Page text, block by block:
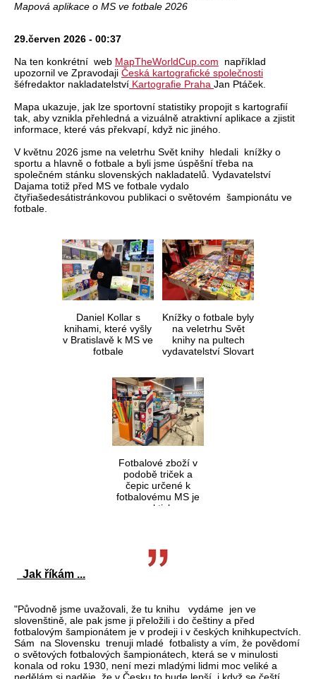
Mapová aplikace o MS ve fotbale 2026
29.červen 2026 - 00:37
Na ten konkrétní web MapTheWorldCup.com například
upozornil ve Zpravodaji Česká kartografické společnosti
šéfredaktor nakladatelství Kartografie Praha Jan Ptáček.
Mapa ukazuje, jak lze sportovní statistiky propojit s kartografií
tak, aby vznikla přehledná a vizuálně atraktivní aplikace a zjistit
informace, které vás překvapí, když nic jiného.
V květnu 2026 jsme na veletrhu Svět knihy hledali knížky o
sportu a hlavně o fotbale a byli jsme úspěšní třeba na
společném stánku slovenských nakladatelů. Vydavatelství
Dajama totiž před MS ve fotbale vydalo
čtyřiašedesátistránkovou publikaci o světovém šampionátu ve
fotbale.
Daniel Kollar s
knihami, které vyšly
v Bratislavě k MS ve
fotbale
Knížky o fotbale byly
na veletrhu Svět
knihy na pultech
vydavatelství Slovart
Fotbalové zboží v
podobě triček a
čepic určené k
fotbalovému MS je
prakticky
Jak říkám ...
"Původně jsme uvažovali, že tu knihu vydáme jen ve
slovenštině, ale pak jsme ji přeložili i do češtiny a před
fotbalovým šampionátem je v prodeji i v českých knihkupectvích.
Sám na Slovensku trenuji mladé fotbalisty a vím, že povědomí
o světových fotbalových šampionátech, která se v minulosti
konala od roku 1930, není mezi mladými lidmi moc veliké a
nedělám si naděje, že v Česku to bude lepší, i když se čeští